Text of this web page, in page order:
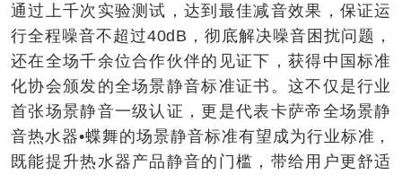
通过上千次实验测试，达到最佳减音效果，保证运
行全程噪音不超过40dB，彻底解决噪音困扰问题，
还在全场千余位合作伙伴的见证下，获得中国标准
化协会颁发的全场景静音标准证书。这不仅是行业
首张场景静音一级认证，更是代表卡萨帝全场景静
音热水器•蝶舞的场景静音标准有望成为行业标准，
既能提升热水器产品静音的门槛，带给用户更舒适